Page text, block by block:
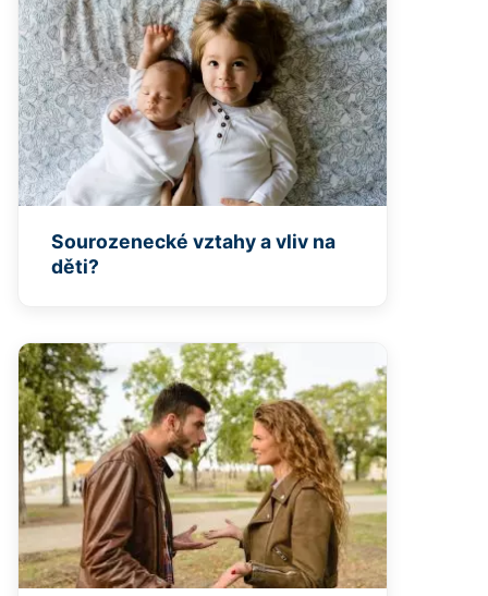
Sourozenecké vztahy a vliv na
děti?